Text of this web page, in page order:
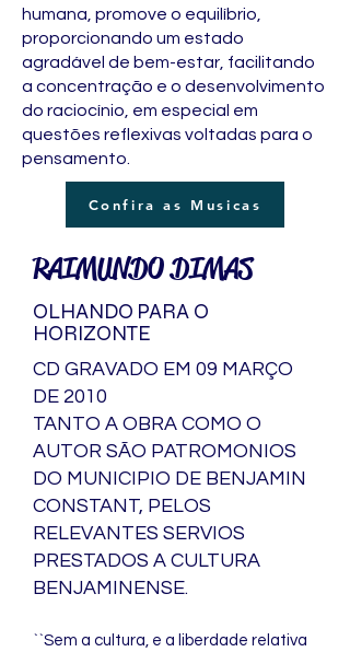
humana, promove o equilíbrio,
proporcionando um estado
agradável de bem-estar, facilitando
a concentração e o desenvolvimento
do raciocínio, em especial em
questões reflexivas voltadas para o
pensamento.
Confira as Musicas
RAIMUNDO DIMAS
OLHANDO PARA O
HORIZONTE
CD GRAVADO EM 09 MARÇO
DE 2010
TANTO A OBRA COMO O
AUTOR SÃO PATROMONIOS
DO MUNICIPIO DE BENJAMIN
CONSTANT, PELOS
RELEVANTES SERVIOS
PRESTADOS A CULTURA
BENJAMINENSE.
``Sem a cultura, e a liberdade relativa